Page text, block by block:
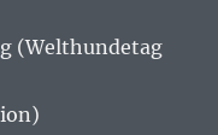
(Welthundetag